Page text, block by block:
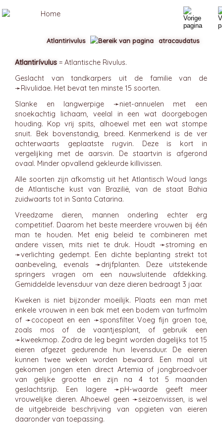
Atlantirívulus = Atlantische Rivulus.
Geslacht van tandkarpers uit de familie van de
➛Rivulidae. Het bevat ten minste 15 soorten.
Slanke en langwerpige ➛niet-annuelen met een
snoekachtig lichaam, veelal in een wat doorgebogen
houding. Kop vrij spits, alhoewel met een wat stompe
snuit. Bek bovenstandig, breed. Kenmerkend is de ver
achterwaarts geplaatste rugvin. Deze is kort in
vergelijking met de aarsvin. De staartvin is afgerond
ovaal. Minder opvallend gekleurde killivissen.
Alle soorten zijn afkomstig uit het Atlantisch Woud langs
de Atlantische kust van Brazilië, van de staat Bahia
zuidwaarts tot in Santa Catarina.
Vreedzame dieren, mannen onderling echter erg
competitief. Daarom het beste meerdere vrouwen bij één
man te houden. Met enig beleid te combineren met
andere vissen, mits niet te druk. Houdt ➛stroming en
➛verlichting gedempt. Een dichte beplanting strekt tot
aanbeveling, evenals ➛drijfplanten. Deze uitstekende
springers vragen om een nauwsluitende afdekking.
Gemiddelde levensduur van deze dieren bedraagt 3 jaar.
Kweken is niet bijzonder moeilijk. Plaats een man met
enkele vrouwen in een bak met een bodem van turfmolm
of ➛cocopeaten een ➛sponsfilter. Voeg fijn groen toe,
zoals mos of de vaantjesplant, of gebruik een
➛kweekmop. Zodra de leg begint worden dagelijks tot 15
eieren afgezet gedurende hun levensduur. De eieren
kunnen twee weken worden bewaard. Een maal uit
gekomen jongen eten direct Artemia of jongbroedvoer
van gelijke grootte en zijn na 4 tot 5 maanden
geslachtsrijp. Een lagere ➛pH-waarde geeft meer
vrouwelijke dieren. Alhoewel geen ➛seizoenvissen, is wel
de uitgebreide beschrijving van opgieten van eieren
daaronder van toepassing.
Atlantirivulus atracaudatus